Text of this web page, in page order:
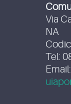
Via
NA
Tel:
Email: